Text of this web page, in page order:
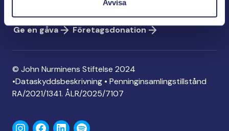
Avvisa
Ge en gåva
Företagsdonation
© John Nurminens Stiftelse 2024
•Dataskyddsbeskrivning • Penninginsamlingstillstånd
RA/2021/1341. ÅLR/2025/7107